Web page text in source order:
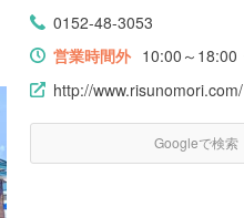
0152-48-3053
営業時間外 10:00～18:00
http://www.risunomori.com/
Googleで検索